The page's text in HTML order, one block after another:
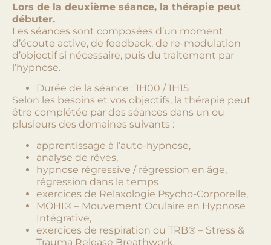
Lors de la deuxième séance, la thérapie peut
débuter.
Les séances sont composées d’un moment
d’écoute active, de feedback, de re-modulation
d’objectif si nécessaire, puis du traitement par
l’hypnose.
Durée de la séance : 1H00 / 1H15
Selon les besoins et vos objectifs, la thérapie peut
être complétée par des séances dans un ou
plusieurs des domaines suivants :
apprentissage à l’auto-hypnose,
analyse de rêves,
hypnose régressive / régression en âge,
régression dans le temps
exercices de Relaxologie Psycho-Corporelle,
MOHI® – Mouvement Oculaire en Hypnose
Intégrative,
exercices de respiration ou TRB® – Stress &
Trauma Release Breathwork.